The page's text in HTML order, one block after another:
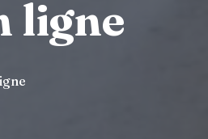
ligne